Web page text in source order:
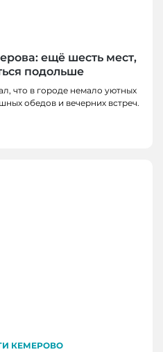
ещё шесть мест,
подольше
что в городе немало уютных
обедов и вечерних встреч.
КЕМЕРОВО